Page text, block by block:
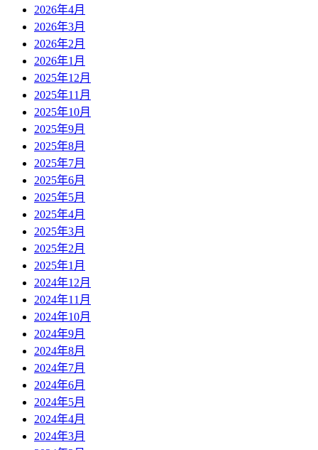
2026年4月
2026年3月
2026年2月
2026年1月
2025年12月
2025年11月
2025年10月
2025年9月
2025年8月
2025年7月
2025年6月
2025年5月
2025年4月
2025年3月
2025年2月
2025年1月
2024年12月
2024年11月
2024年10月
2024年9月
2024年8月
2024年7月
2024年6月
2024年5月
2024年4月
2024年3月